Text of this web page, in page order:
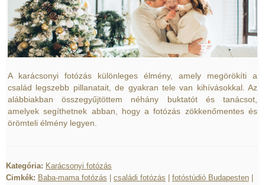
A karácsonyi fotózás különleges élmény, amely megörökíti a
család legszebb pillanatait, de gyakran tele van kihívásokkal. Az
alábbiakban összegyűjtöttem néhány buktatót és tanácsot,
amelyek segíthetnek abban, hogy a fotózás zökkenőmentes és
örömteli élmény legyen.
Kategória: Karácsonyi fotózás
Cimkék: Baba-mama fotózás családi fotózás fotóstúdió Budapesten